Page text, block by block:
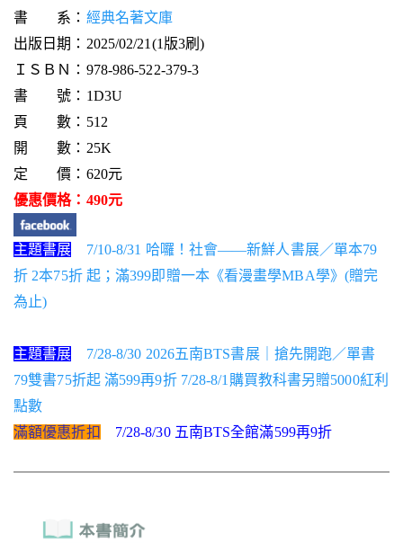
書 系： 經典名著文庫
出版日期：2025/02/21(1版3刷)
ＩＳＢＮ：978-986-522-379-3
書 號：1D3U
頁 數：512
開 數：25K
定 價：620元
優惠價格：490元
主題書展
7/10-8/31 哈囉！社會——新鮮人書展／單本79
折 2本75折 起；滿399即贈一本《看漫畫學MBA學》(贈完
為止)
主題書展
7/28-8/30 2026五南BTS書展｜搶先開跑／單書
79雙書75折起 滿599再9折 7/28-8/1購買教科書另贈5000紅利
點數
滿額優惠折扣
7/28-8/30 五南BTS全館滿599再9折